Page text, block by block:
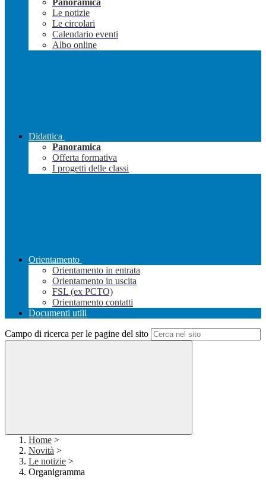
Panoramica
Le notizie
Le circolari
Calendario eventi
Albo online
Didattica
Panoramica
Offerta formativa
I progetti delle classi
Orientamento
Orientamento in entrata
Orientamento in uscita
FSL (ex PCTO)
Orientamento contatti
Documenti utili
Campo di ricerca per le pagine del sito
Home >
Novità >
Le notizie >
Organigramma